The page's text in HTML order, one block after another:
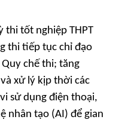
thi tốt nghiệp THPT
thi tiếp tục chỉ đạo
chế thi; tăng
xử lý kịp thời các
sử dụng điện thoại,
nhân tạo (AI) để gian